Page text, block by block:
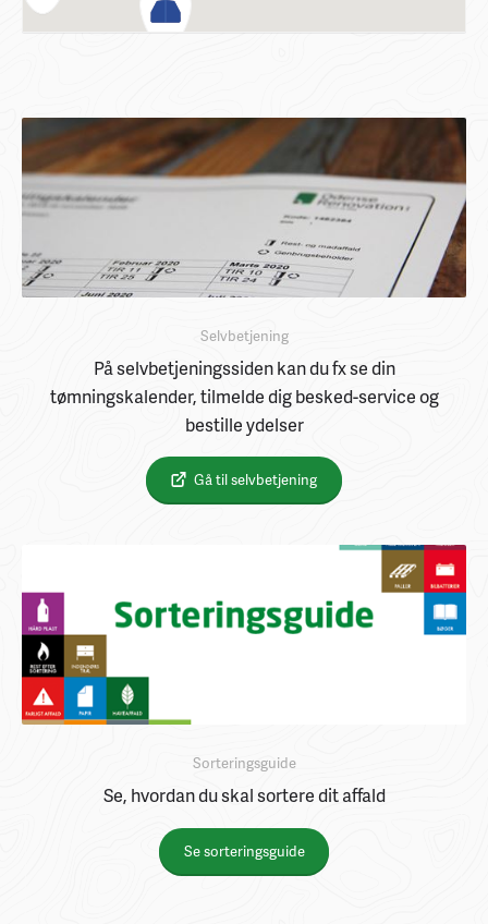
Selvbetjening
På selvbetjeningssiden kan du fx se din
tømningskalender, tilmelde dig besked-service og
bestille ydelser
Gå til selvbetjening
Sorteringsguide
Se, hvordan du skal sortere dit affald
Se sorteringsguide